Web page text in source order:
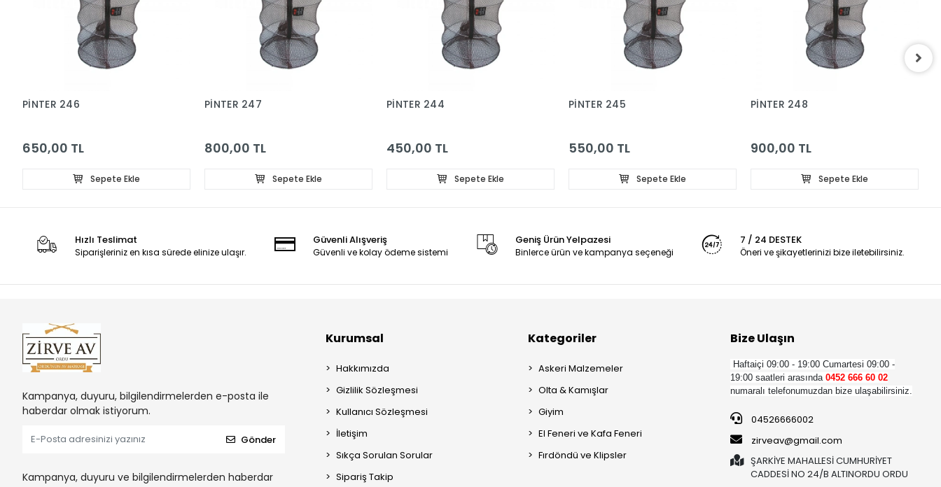
PİNTER 246
650,00 TL
Sepete Ekle
PİNTER 247
800,00 TL
Sepete Ekle
PİNTER 244
450,00 TL
Sepete Ekle
PİNTER 245
550,00 TL
Sepete Ekle
PİNTER 248
900,00 TL
Sepete Ekle
Hızlı Teslimat
Siparişleriniz en kısa sürede elinize ulaşır.
Güvenli Alışveriş
Güvenli ve kolay ödeme sistemi
Geniş Ürün Yelpazesi
Binlerce ürün ve kampanya seçeneği
7 / 24 DESTEK
Öneri ve şikayetlerinizi bize iletebilirsiniz.
Kampanya, duyuru, bilgilendirmelerden e-posta ile
haberdar olmak istiyorum.
Gönder
Kampanya, duyuru ve bilgilendirmelerden haberdar
Kurumsal
Hakkımızda
Gizlilik Sözleşmesi
Kullanıcı Sözleşmesi
İletişim
Sıkça Sorulan Sorular
Sipariş Takip
Kategoriler
Askeri Malzemeler
Olta & Kamışlar
Giyim
El Feneri ve Kafa Feneri
Fırdöndü ve Klipsler
Bize Ulaşın
Haftaiçi 09:00 - 19:00Cumartesi 09:00 -
19:00 saatleri arasında0452 666 60 02
numaralı telefonumuzdan bize ulaşabilirsiniz.
04526666002
zirveav@gmail.com
ŞARKİYE MAHALLESİ CUMHURİYET
CADDESİ NO 24/B ALTINORDU ORDU